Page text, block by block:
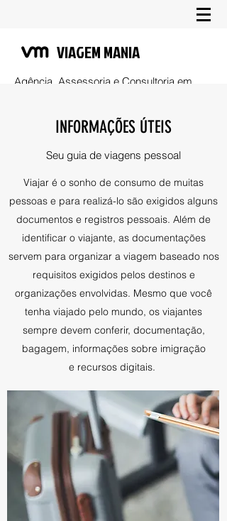
VIAGEM MANIA
Agência, Assessoria e Consultoria em
INFORMAÇÕES ÚTEIS
Seu guia de viagens pessoal
Viajar é o sonho de consumo de muitas
pessoas e para realizá-lo são exigidos alguns
documentos e registros pessoais. Além de
identificar o viajante, as documentações
servem para organizar a viagem baseado nos
requisitos exigidos pelos destinos e
organizações envolvidas. Mesmo que você
tenha viajado pelo mundo, os viajantes
sempre devem conferir, documentação,
bagagem, informações sobre imigração
e recursos digitais.